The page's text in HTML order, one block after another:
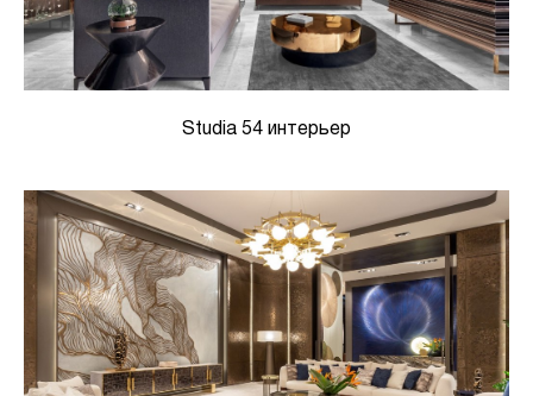
Studia 54 интерьер